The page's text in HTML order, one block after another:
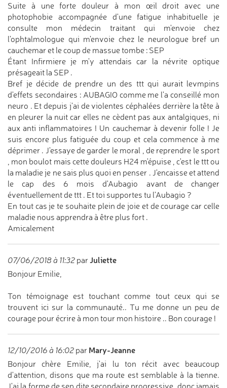
Suite à une forte douleur à mon œil droit avec une
photophobie accompagnée d'une fatigue inhabituelle je
consulte mon médecin traitant qui m'envoie chez
l'ophtalmologue qui m'envoie chez le neurologue bref un
cauchemar et le coup de massue tombe : SEP
Étant Infirmiere je m'y attendais car la névrite optique
présageait la SEP .
Bref je décide de prendre un des ttt qui aurait levmpins
d'effets secondaires : AUBAGIO comme me l'a conseillé mon
neuro . Et depuis j'ai de violentes céphalées derrière la tête à
en pleurer la nuit car elles ne cèdent pas aux antalgiques, ni
aux anti inflammatoires ! Un cauchemar à devenir folle ! Je
suis encore plus fatiguée du coup et cela commence à me
déprimer . J'essaye de garder le moral , de reprendre le sport
, mon boulot mais cette douleurs H24 m'épuise , c'est le ttt ou
la maladie je ne sais plus quoi en penser . J'encaisse et attend
le cap des 6 mois d'Aubagio avant de changer
éventuellement de ttt . Et toi supportes tu l'Aubagio ?
En tout cas je te souhaite plein de joie et de courage car celle
maladie nous apprendra à être plus fort .
Amicalement
07/06/2018 à 11:32 par Juliette
Bonjour Emilie,
Ton témoignage est touchant comme tout ceux qui se
trouvent ici sur la communauté.. Tu me donne un peu de
courage pour écrire à mon tour mon histoire .. Bon courage !
12/10/2016 à 16:02 par Mary-Jeanne
Bonjour chère Emilie, j'ai lu ton récit avec beaucoup
d'attention, disons que ma route est semblable à la tienne.
J'ai la forme de sep dite secondaire progressive, donc jamais